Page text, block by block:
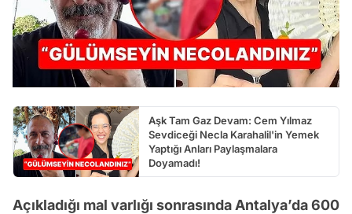
Aşk Tam Gaz Devam: Cem Yılmaz
Sevdiceği Necla Karahalil'in Yemek
Yaptığı Anları Paylaşmalara
Doyamadı!
Açıkladığı mal varlığı sonrasında Antalya’da 600